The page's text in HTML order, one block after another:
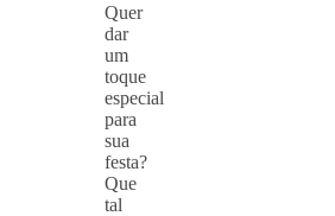
Quer
dar
um
toque
especial
para
sua
festa?
Que
tal